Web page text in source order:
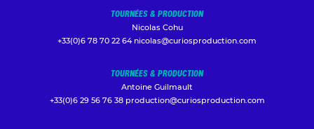
TOURNÉES & PRODUCTION
Nicolas Cohu
+33(0)6 78 70 22 64 nicolas@curiosproduction.com
TOURNÉES & PRODUCTION
Antoine Guilmault
+33(0)6 29 56 76 38 production@curiosproduction.com